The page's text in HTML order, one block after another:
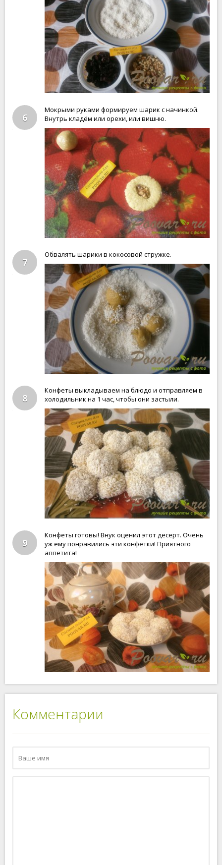
6
Мокрыми руками формируем шарик с начинкой.
Внутрь кладём или орехи, или вишню.
7
Обвалять шарики в кокосовой стружке.
8
Конфеты выкладываем на блюдо и отправляем в
холодильник на 1 час, чтобы они застыли.
9
Конфеты готовы! Внук оценил этот десерт. Очень
уж ему понравились эти конфетки! Приятного
аппетита!
Комментарии